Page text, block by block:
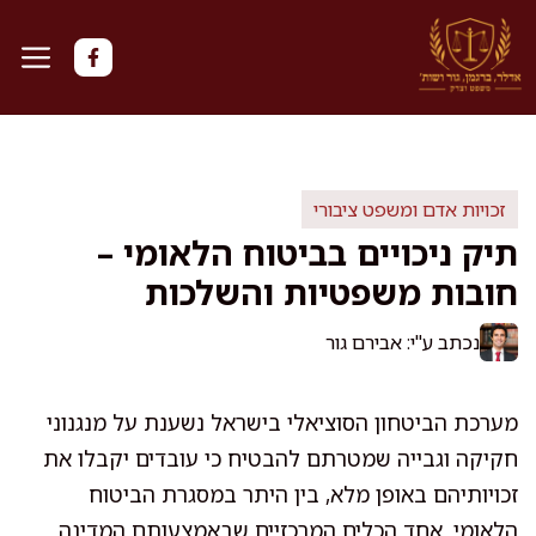
לדלג
לתוכן
זכויות אדם ומשפט ציבורי
תיק ניכויים בביטוח הלאומי –
חובות משפטיות והשלכות
נכתב ע"י: אבירם גור
מערכת הביטחון הסוציאלי בישראל נשענת על מנגנוני
חקיקה וגבייה שמטרתם להבטיח כי עובדים יקבלו את
זכויותיהם באופן מלא, בין היתר במסגרת הביטוח
הלאומי. אחד הכלים המרכזיים שבאמצעותם המדינה